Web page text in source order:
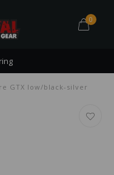
0
GTX low/black-silver